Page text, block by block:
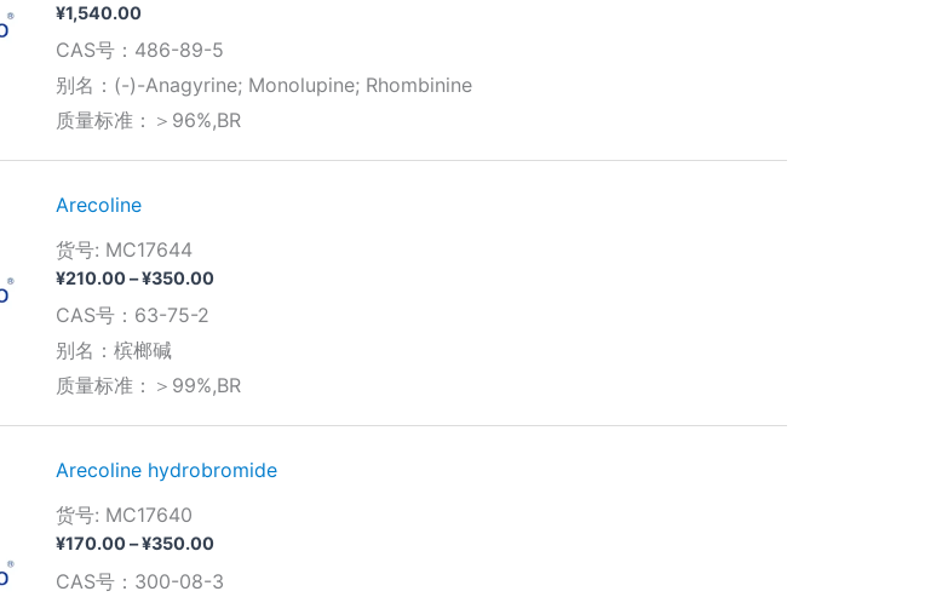
¥1,540.00
CAS号：486-89-5
别名：(-)-Anagyrine; Monolupine; Rhombinine
质量标准：＞96%,BR
Arecoline
货号: MC17644
¥210.00–¥350.00价
至
CAS号：63-75-2
别名：槟榔碱
质量标准：＞99%,BR
Arecoline hydrobromide
货号: MC17640
¥170.00–¥350.00价
范
CAS号：300-08-3